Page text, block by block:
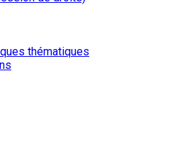
thématiques